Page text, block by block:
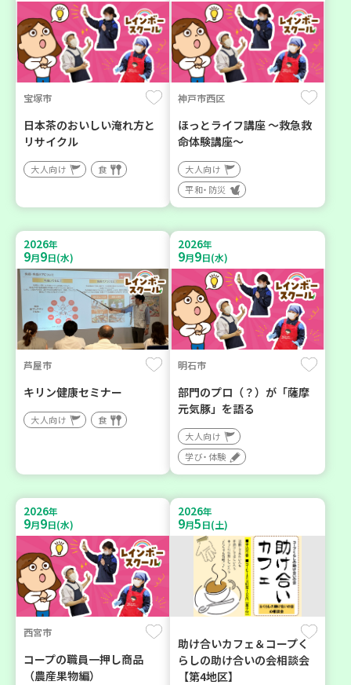
宝塚市
日本茶のおいしい淹れ方と
リサイクル
大人向け 食
神戸市西区
ほっとライフ講座 ～救急救
命体験講座～
大人向け
平和・防災
2026年
9月9日(水)
芦屋市
キリン健康セミナー
大人向け 食
2026年
9月9日(水)
明石市
部門のプロ（？）が「薩摩
元気豚」を語る
大人向け
学び・体験
2026年
9月9日(水)
西宮市
コープの職員一押し商品
（農産果物編）
2026年
9月5日(土)
助け合いカフェ＆コープく
らしの助け合いの会相談会
【第4地区】